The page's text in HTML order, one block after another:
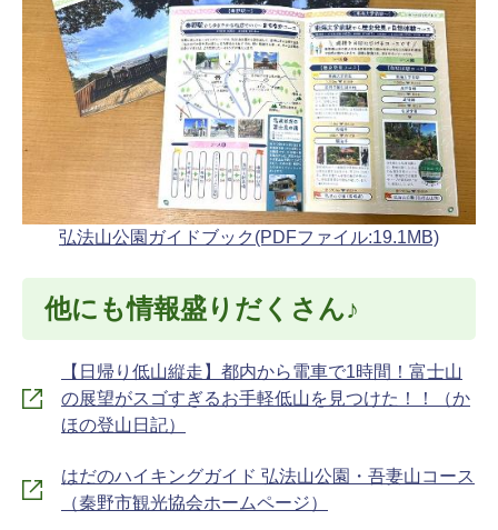
弘法山公園ガイドブック(PDFファイル:19.1MB)
他にも情報盛りだくさん♪
【日帰り低山縦走】都内から電車で1時間！富士山
の展望がスゴすぎるお手軽低山を見つけた！！（か
ほの登山日記）
はだのハイキングガイド 弘法山公園・吾妻山コース
（秦野市観光協会ホームページ）